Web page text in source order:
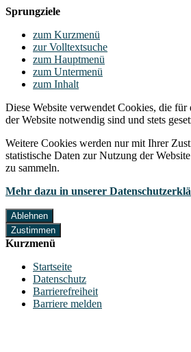
Sprungziele
zum Kurzmenü
zur Volltextsuche
zum Hauptmenü
zum Untermenü
zum Inhalt
Diese Website verwendet Cookies, die für
der Website notwendig sind und stets
Weitere Cookies werden nur mit Ihrer
statistische Daten zur Nutzung der
zu sammeln.
Mehr dazu in unserer
Ablehnen
Zustimmen
Kurzmenü
Startseite
Datenschutz
Barrierefreiheit
Barriere melden